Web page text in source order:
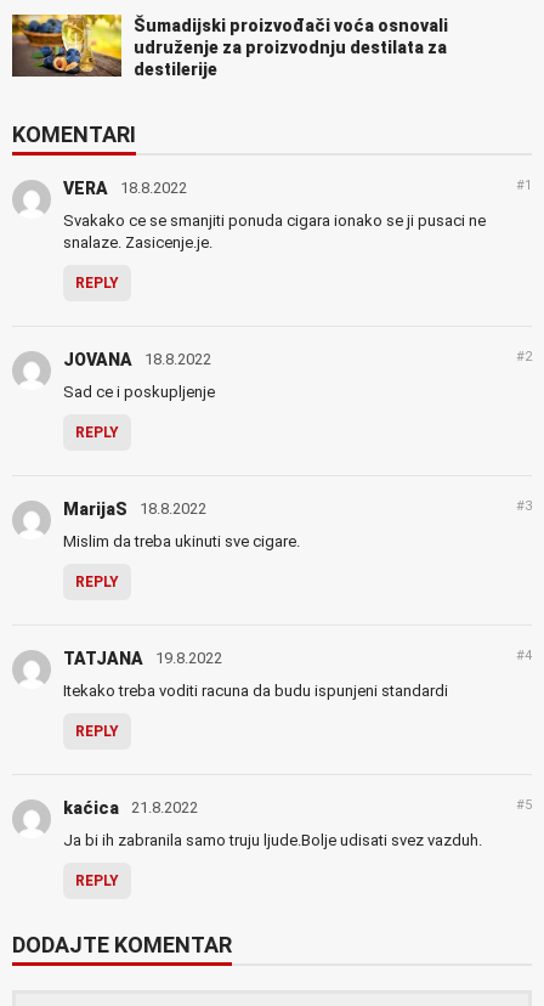
Šumadijski proizvođači voća osnovali
udruženje za proizvodnju destilata za
destilerije
KOMENTARI
VERA 18.8.2022 #1
Svakako ce se smanjiti ponuda cigara ionako se ji pusaci ne
snalaze. Zasicenje.je.
REPLY
JOVANA 18.8.2022 #2
Sad ce i poskupljenje
REPLY
MarijaS 18.8.2022 #3
Mislim da treba ukinuti sve cigare.
REPLY
TATJANA 19.8.2022 #4
Itekako treba voditi racuna da budu ispunjeni standardi
REPLY
kaćica 21.8.2022 #5
Ja bi ih zabranila samo truju ljude.Bolje udisati svez vazduh.
REPLY
DODAJTE KOMENTAR